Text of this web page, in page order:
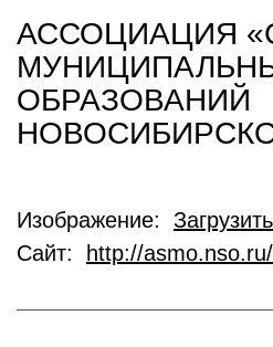
АССОЦИАЦИЯ
ОБРАЗОВАНИЙ
Изображение: Загрузить
Сайт:
http://asmo.nso.ru/